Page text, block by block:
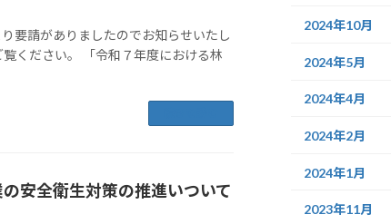
要請がありましたのでお知らせいたし
ください。 「令和７年度における林
安全衛生対策の推進いついて
2024年10月
2024年5月
2024年4月
2024年2月
2024年1月
2023年11月